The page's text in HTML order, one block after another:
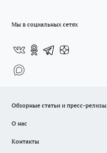
Мы в социальных сетях
Обзорные статьи и пресс-релизы
О нас
Контакты